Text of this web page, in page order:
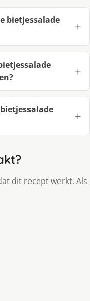
bietjessalade
dit recept werkt. Als